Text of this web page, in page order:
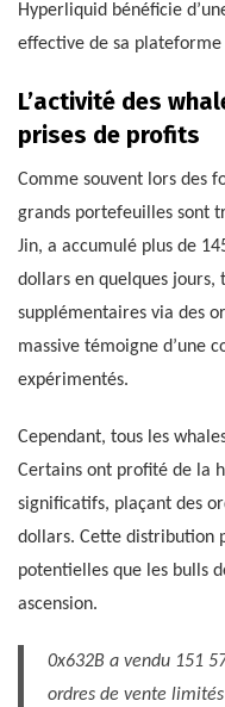
Hyperliquid bénéficie
effective de sa
L’activité des
prises de profits
Comme souvent lors des
grands portefeuilles sont
Jin, a accumulé plus de
dollars en quelques jours,
supplémentaires via des
massive témoigne d’une
expérimentés.
Cependant, tous les
Certains ont profité de la
significatifs, plaçant des
dollars. Cette distribution
potentielles que les bulls
ascension.
0x632B a vendu 151
ordres de vente